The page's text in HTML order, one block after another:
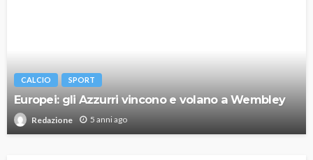
CALCIO SPORT
Europei: gli Azzurri vincono e volano a Wembley
Redazione 5 anni ago